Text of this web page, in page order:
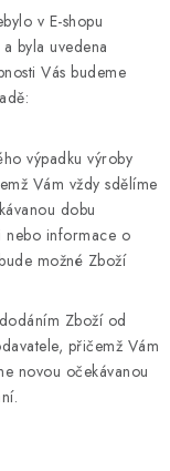
v E-shopu
byla uvedena
Vás budeme
výpadku výroby
Vám vždy sdělíme
dobu
nebo informace o
možné Zboží
Zboží od
přičemž Vám
novou očekávanou